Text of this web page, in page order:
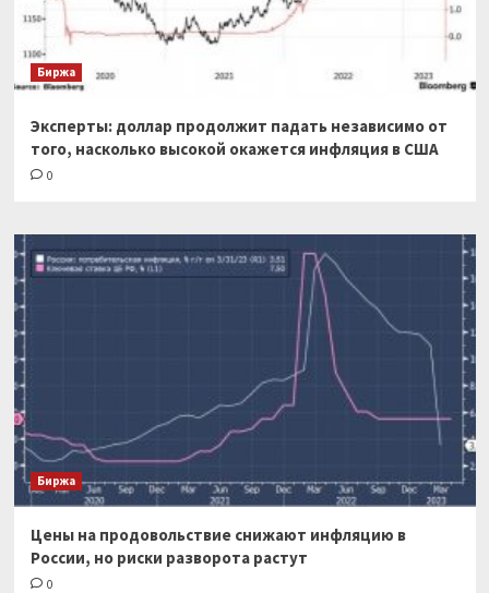
Биржа
Эксперты: доллар продолжит падать независимо от
того, насколько высокой окажется инфляция в США
0
Биржа
Цены на продовольствие снижают инфляцию в
России, но риски разворота растут
0